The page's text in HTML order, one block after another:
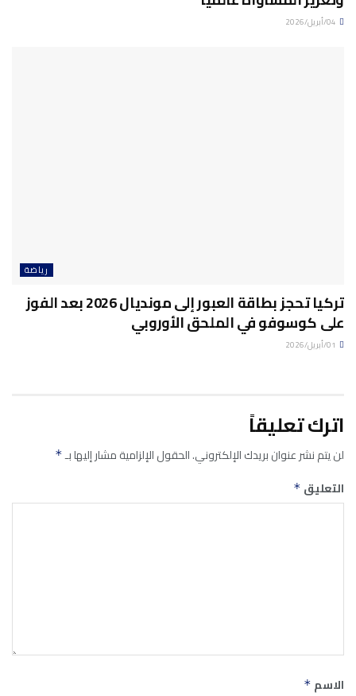
رياضة
تركيا تحجز بطاقة العبور إلى مونديال 2026 بعد الفوز
على كوسوفو في الملحق الأوروبي
اترك تعليقاً
لن يتم نشر عنوان بريدك الإلكتروني.الحقول الإلزامية مشار إليها بـ*
التعليق *
الاسم *